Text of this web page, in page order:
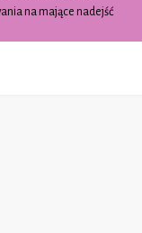
na mające nadejść